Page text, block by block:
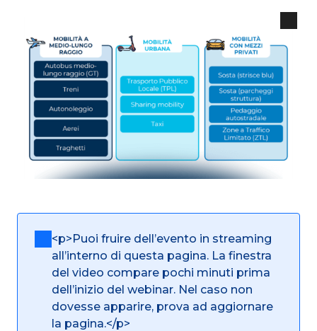
<p>Puoi fruire dell’evento in streaming
all’interno di questa pagina. La finestra
del video compare pochi minuti prima
dell’inizio del webinar. Nel caso non
dovesse apparire, prova ad aggiornare
la pagina.</p>